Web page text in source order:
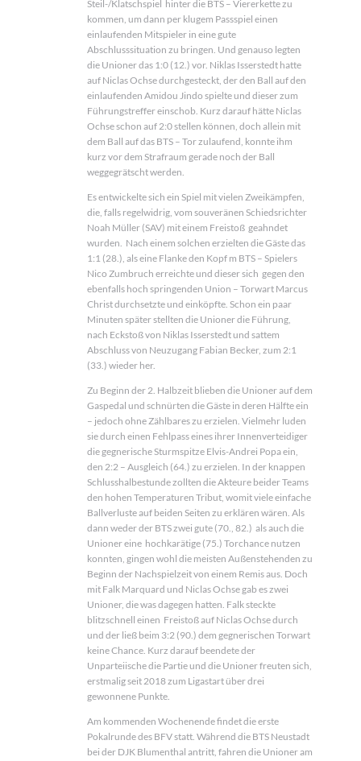
Steil-/Klatschspiel hinter die BTS – Viererkette zu
kommen, um dann per klugem Passspiel einen
einlaufenden Mitspieler in eine gute
Abschlusssituation zu bringen. Und genauso legten
die Unioner das 1:0 (12.) vor. Niklas Isserstedt hatte
auf Niclas Ochse durchgesteckt, der den Ball auf den
einlaufenden Amidou Jindo spielte und dieser zum
Führungstreffer einschob. Kurz darauf hätte Niclas
Ochse schon auf 2:0 stellen können, doch allein mit
dem Ball auf das BTS – Tor zulaufend, konnte ihm
kurz vor dem Strafraum gerade noch der Ball
weggegrätscht werden.
Es entwickelte sich ein Spiel mit vielen Zweikämpfen,
die, falls regelwidrig, vom souveränen Schiedsrichter
Noah Müller (SAV) mit einem Freistoß geahndet
wurden. Nach einem solchen erzielten die Gäste das
1:1 (28.), als eine Flanke den Kopf m BTS – Spielers
Nico Zumbruch erreichte und dieser sich gegen den
ebenfalls hoch springenden Union – Torwart Marcus
Christ durchsetzte und einköpfte. Schon ein paar
Minuten später stellten die Unioner die Führung,
nach Eckstoß von Niklas Isserstedt und sattem
Abschluss von Neuzugang Fabian Becker, zum 2:1
(33.) wieder her.
Zu Beginn der 2. Halbzeit blieben die Unioner auf dem
Gaspedal und schnürten die Gäste in deren Hälfte ein
– jedoch ohne Zählbares zu erzielen. Vielmehr luden
sie durch einen Fehlpass eines ihrer Innenverteidiger
die gegnerische Sturmspitze Elvis-Andrei Popa ein,
den 2:2 – Ausgleich (64.) zu erzielen. In der knappen
Schlusshalbestunde zollten die Akteure beider Teams
den hohen Temperaturen Tribut, womit viele einfache
Ballverluste auf beiden Seiten zu erklären wären. Als
dann weder der BTS zwei gute (70., 82.) als auch die
Unioner eine hochkarätige (75.) Torchance nutzen
konnten, gingen wohl die meisten Außenstehenden zu
Beginn der Nachspielzeit von einem Remis aus. Doch
mit Falk Marquard und Niclas Ochse gab es zwei
Unioner, die was dagegen hatten. Falk steckte
blitzschnell einen Freistoß auf Niclas Ochse durch
und der ließ beim 3:2 (90.) dem gegnerischen Torwart
keine Chance. Kurz darauf beendete der
Unparteiische die Partie und die Unioner freuten sich,
erstmalig seit 2018 zum Ligastart über drei
gewonnene Punkte.
Am kommenden Wochenende findet die erste
Pokalrunde des BFV statt. Während die BTS Neustadt
bei der DJK Blumenthal antritt, fahren die Unioner am